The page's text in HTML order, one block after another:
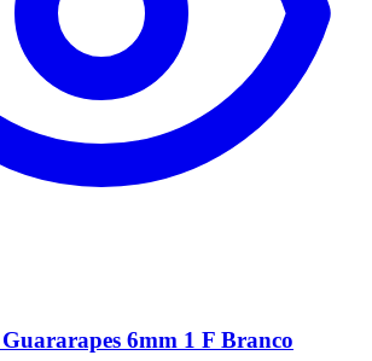
6mm 1 F Branco